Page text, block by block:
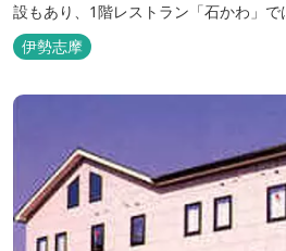
設もあり、1階レストラン「石かわ」で
ただけます。
伊勢志摩